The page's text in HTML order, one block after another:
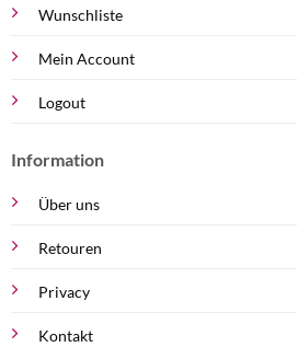
Wunschliste
Mein Account
Logout
Information
Über uns
Retouren
Privacy
Kontakt